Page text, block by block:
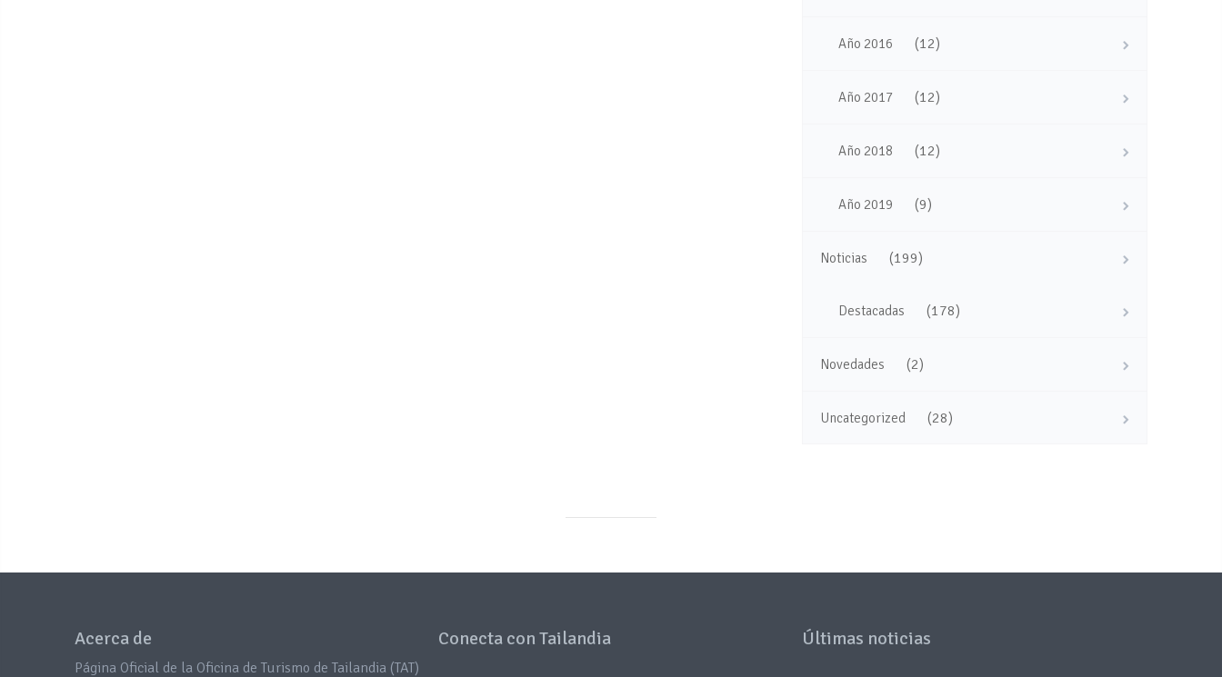
Año 2016 (12)
Año 2017 (12)
Año 2018 (12)
Año 2019 (9)
Noticias (199)
Destacadas (178)
Novedades (2)
Uncategorized (28)
Acerca de
Página Oficial de la Oficina de Turismo de Tailandia (TAT)
Conecta con Tailandia Últimas noticias